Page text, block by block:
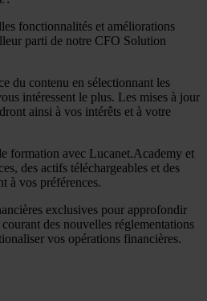
fonctionnalités et améliorations
parti de notre CFO Solution
du contenu en sélectionnant les
intéressent le plus. Les mises à jour
ainsi à vos intérêts et à votre
formation avec Lucanet.Academy et
des actifs téléchargeables et des
à vos préférences.
exclusives pour approfondir
des nouvelles réglementations
vos opérations financières.